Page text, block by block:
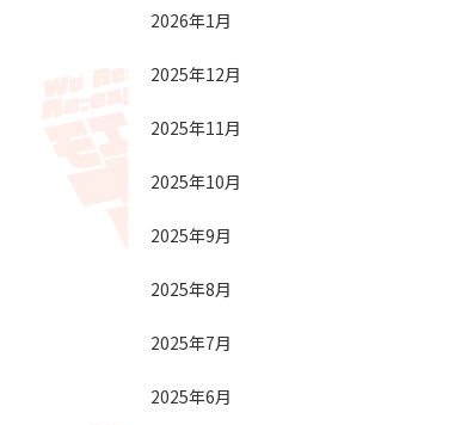
2026年1月
2025年12月
2025年11月
2025年10月
2025年9月
2025年8月
2025年7月
2025年6月